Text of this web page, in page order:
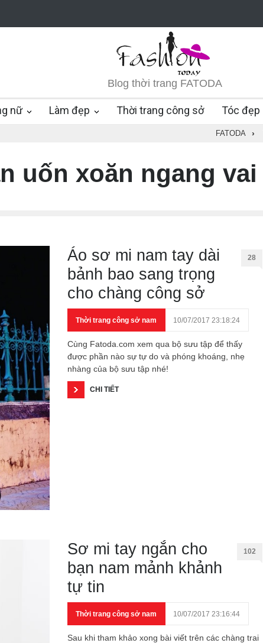
Blog thời trang FATODA
nữ Làm đẹp Thời trang công sở Tóc đẹp
FATODA ›
uốn xoăn ngang vai
Áo sơ mi nam tay dài
bảnh bao sang trọng
cho chàng công sở
28
Thời trang công sở nam 10/07/2017 23:18:24
Cùng Fatoda.com xem qua bộ sưu tập để thấy
được phần nào sự tự do và phóng khoáng, nhẹ
nhàng của bộ sưu tập nhé!
CHI TIẾT
Sơ mi tay ngắn cho
bạn nam mảnh khảnh
tự tin
102
Thời trang công sở nam 10/07/2017 23:16:44
Sau khi tham khảo xong bài viết trên các chàng trai